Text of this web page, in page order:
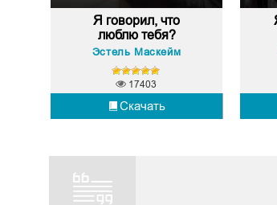
Я говорил, что
люблю тебя?
Эстель Маскейм
Скачать
17403